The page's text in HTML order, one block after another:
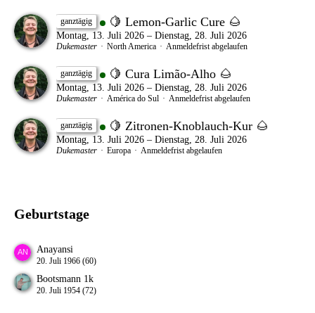
ganztägig 🍋 Lemon-Garlic Cure 🌰
Montag, 13. Juli 2026 – Dienstag, 28. Juli 2026
Dukemaster North America Anmeldefrist abgelaufen
ganztägig 🍋 Cura Limão-Alho 🌰
Montag, 13. Juli 2026 – Dienstag, 28. Juli 2026
Dukemaster América do Sul Anmeldefrist abgelaufen
ganztägig 🍋 Zitronen-Knoblauch-Kur 🌰
Montag, 13. Juli 2026 – Dienstag, 28. Juli 2026
Dukemaster Europa Anmeldefrist abgelaufen
Geburtstage
Anayansi
20. Juli 1966 (60)
Bootsmann 1k
20. Juli 1954 (72)